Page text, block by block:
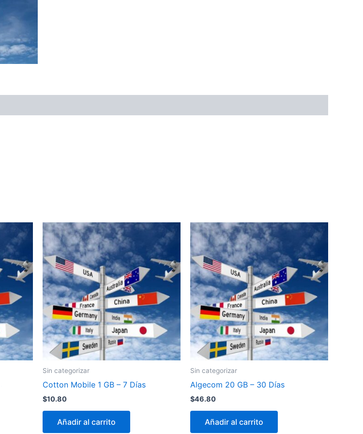
Sin categorizar
Cotton Mobile 1 GB – 7 Días
$10.80
Añadir al carrito
Sin categorizar
Algecom 20 GB – 30 Días
$46.80
Añadir al carrito